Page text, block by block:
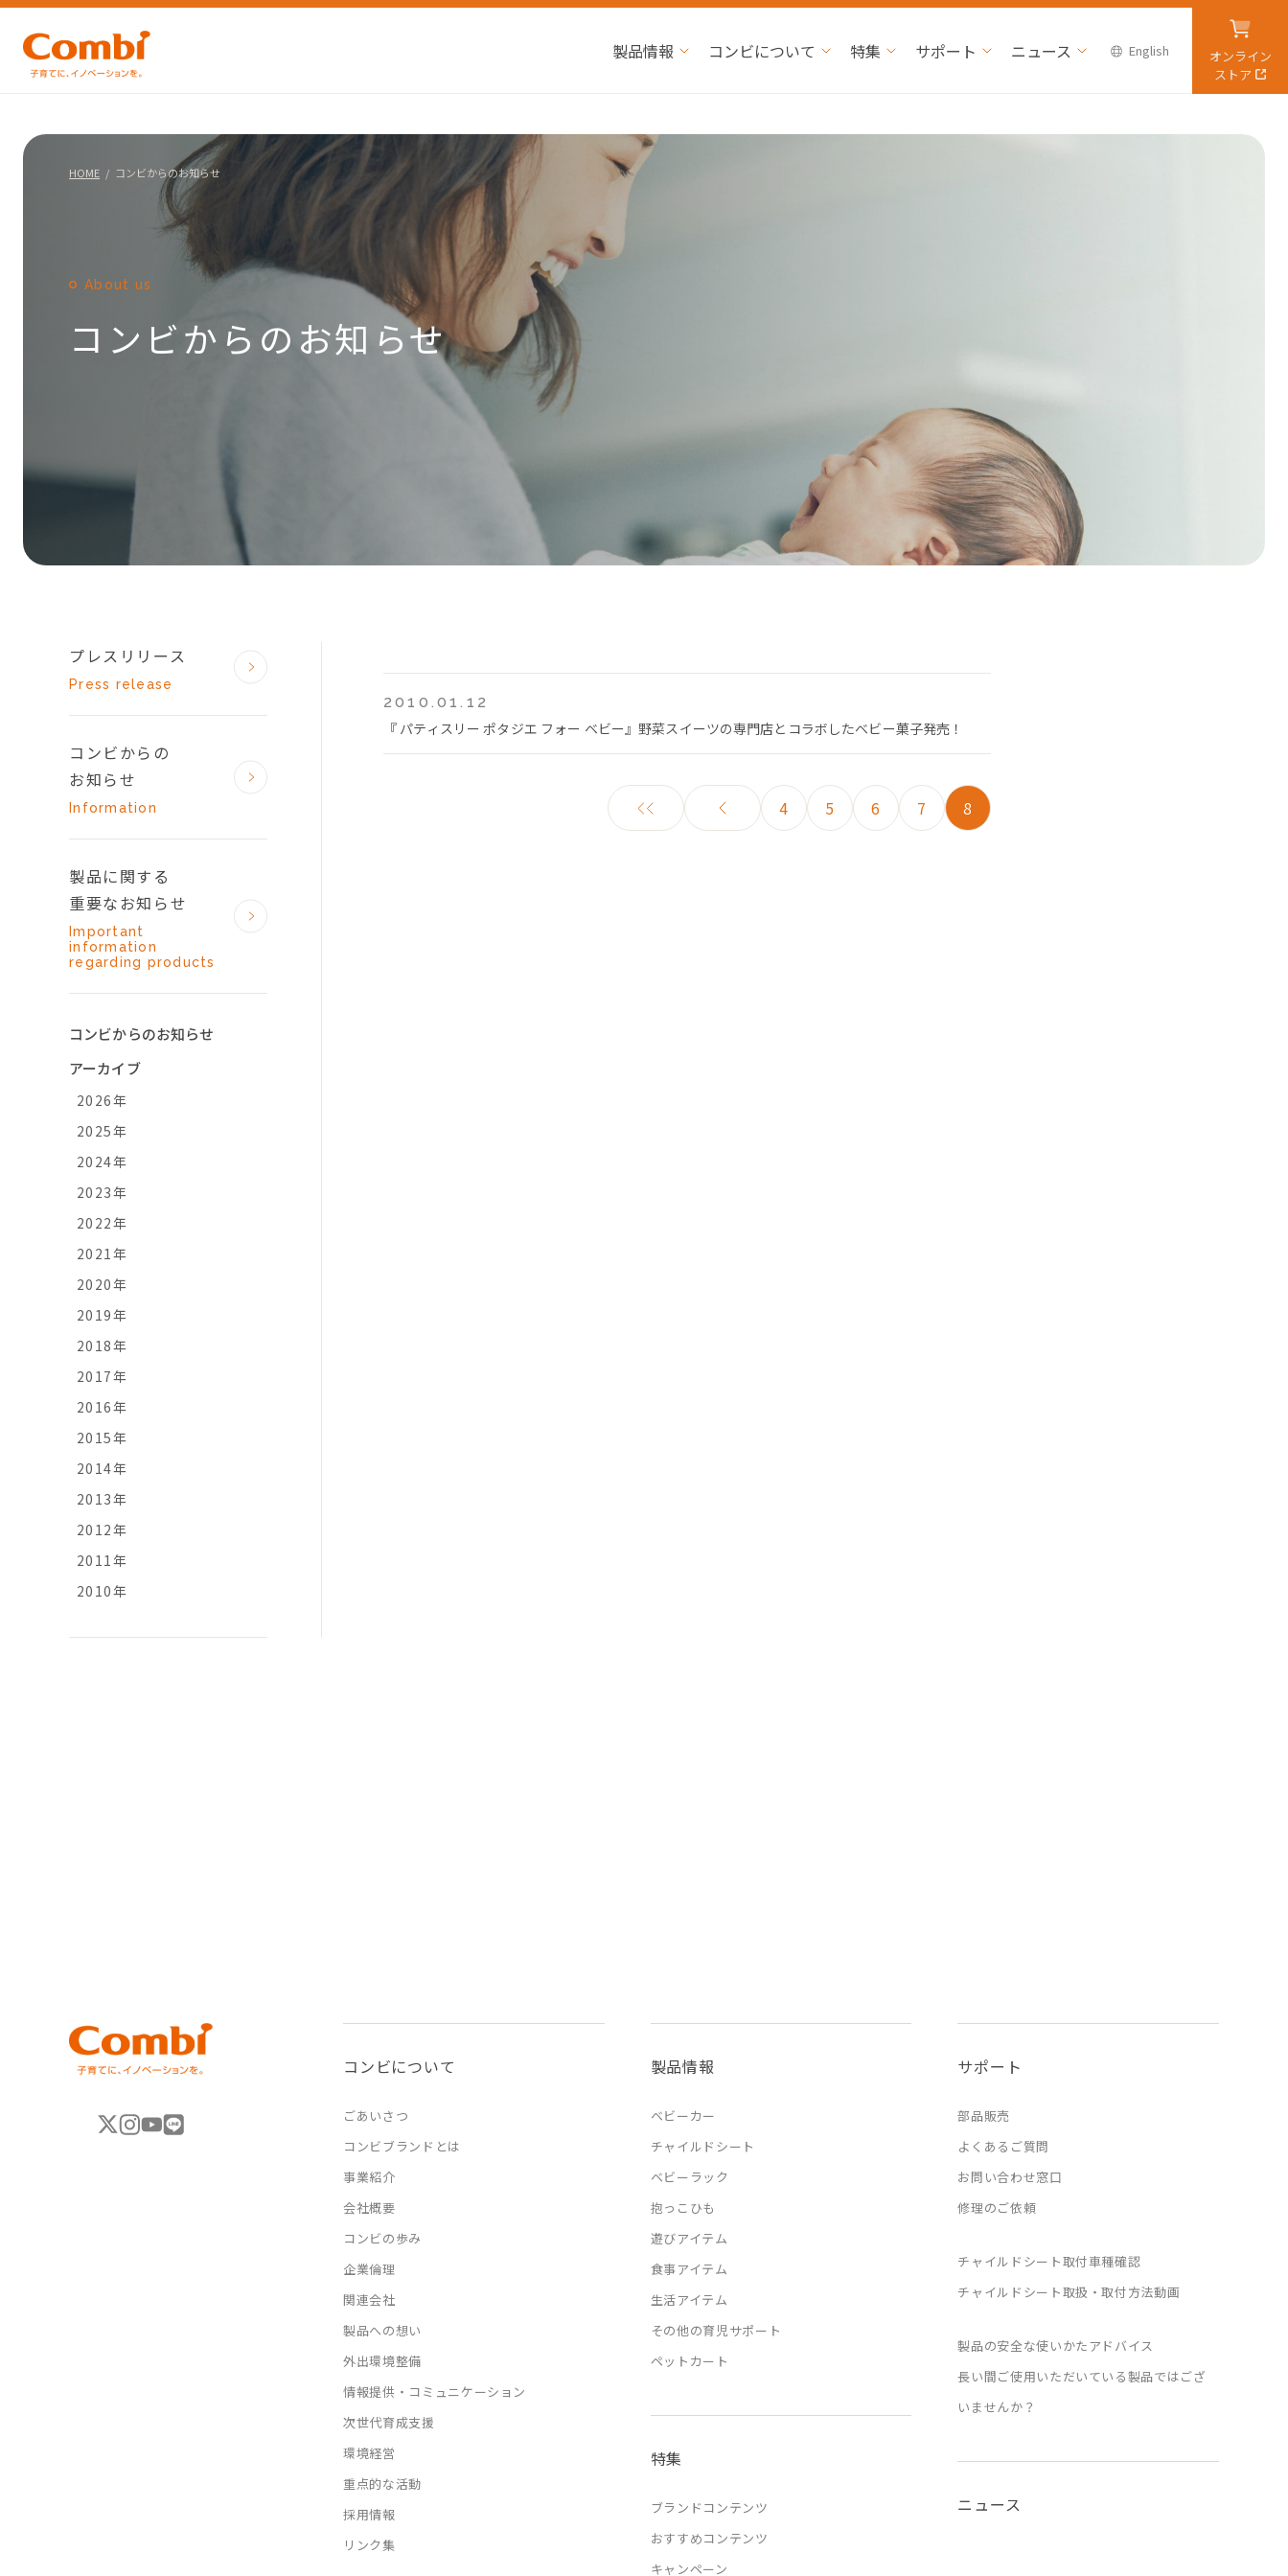
製品情報 コンビについて 特集 サポート ニュース English
オンライン
ストア
HOME コンビからのお知らせ
About us
コンビからのお知らせ
2010.01.12
『 パティスリー ポタジエ フォー ベビー』野菜スイーツの専門店とコラボしたベビー菓子発売！
4 5 6 7 8
プレスリリース
Press release
コンビからの
お知らせ
Information
製品に関する
重要なお知らせ
Important
information
regarding products
コンビからのお知らせ
アーカイブ
2026年
2025年
2024年
2023年
2022年
2021年
2020年
2019年
2018年
2017年
2016年
2015年
2014年
2013年
2012年
2011年
2010年
コンビについて
ごあいさつ
コンビブランドとは
事業紹介
会社概要
コンビの歩み
企業倫理
関連会社
製品への想い
外出環境整備
情報提供・コミュニケーション
次世代育成支援
環境経営
重点的な活動
採用情報
リンク集
製品情報
ベビーカー
チャイルドシート
ベビーラック
抱っこひも
遊びアイテム
食事アイテム
生活アイテム
その他の育児サポート
ペットカート
特集
ブランドコンテンツ
おすすめコンテンツ
キャンペーン
サポート
部品販売
よくあるご質問
お問い合わせ窓口
修理のご依頼
チャイルドシート取付車種確認
チャイルドシート取扱・取付方法動画
製品の安全な使いかたアドバイス
長い間ご使用いただいている製品ではござ
いませんか？
ニュース